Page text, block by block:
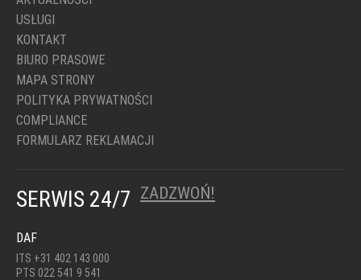
USŁUGI
KONTAKT
BIURO PRASOWE
MAPA STRONY
POLITYKA PRYWATNOŚCI
COMPLIANCE
FORMULARZ REKLAMACJI
SERWIS 24/7 ZADZWOŃ!
DAF
ITS +31 402 143 000
PTS 022 541 9 541